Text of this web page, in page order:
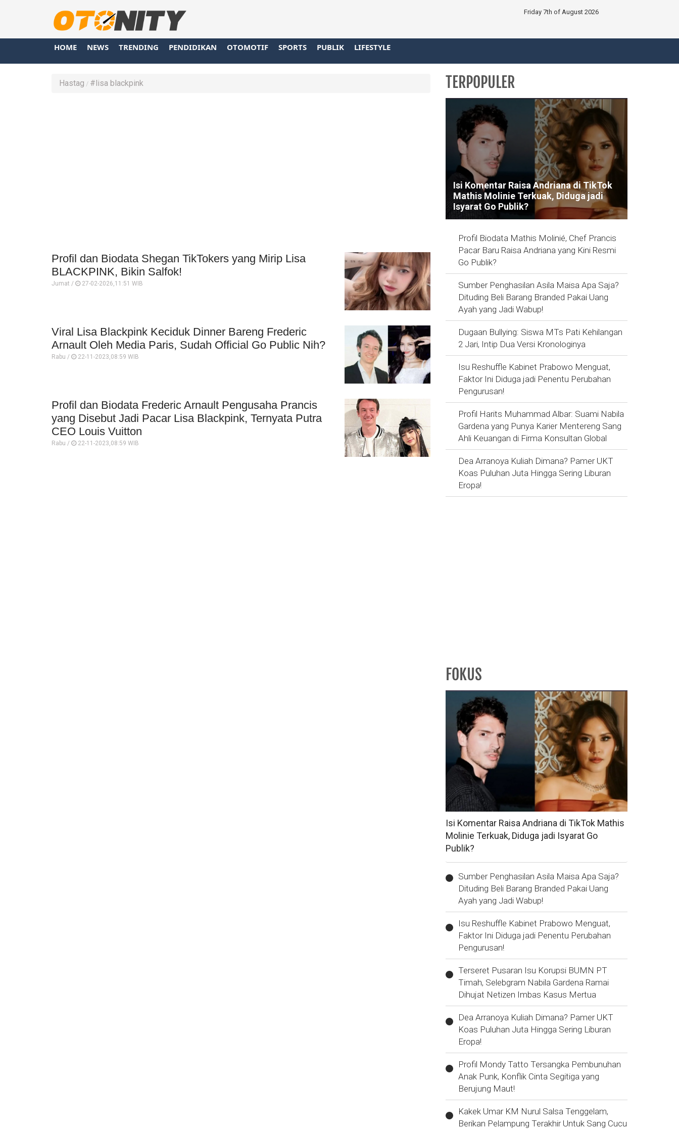
Friday 7th of August 2026
HOME NEWS TRENDING PENDIDIKAN OTOMOTIF SPORTS PUBLIK LIFESTYLE
Hastag #lisa blackpink
Profil dan Biodata Shegan TikTokers yang Mirip Lisa
BLACKPINK, Bikin Salfok!
Jumat / 27-02-2026,11:51 WIB
Viral Lisa Blackpink Keciduk Dinner Bareng Frederic
Arnault Oleh Media Paris, Sudah Official Go Public Nih?
Rabu / 22-11-2023,08:59 WIB
Profil dan Biodata Frederic Arnault Pengusaha Prancis
yang Disebut Jadi Pacar Lisa Blackpink, Ternyata Putra
CEO Louis Vuitton
Rabu / 22-11-2023,08:59 WIB
TERPOPULER
Isi Komentar Raisa Andriana di TikTok
Mathis Molinie Terkuak, Diduga jadi
Isyarat Go Publik?
Profil Biodata Mathis Molinié, Chef Prancis
Pacar Baru Raisa Andriana yang Kini Resmi
Go Publik?
Sumber Penghasilan Asila Maisa Apa Saja?
Dituding Beli Barang Branded Pakai Uang
Ayah yang Jadi Wabup!
Dugaan Bullying: Siswa MTs Pati Kehilangan
2 Jari, Intip Dua Versi Kronologinya
Isu Reshuffle Kabinet Prabowo Menguat,
Faktor Ini Diduga jadi Penentu Perubahan
Pengurusan!
Profil Harits Muhammad Albar: Suami Nabila
Gardena yang Punya Karier Mentereng Sang
Ahli Keuangan di Firma Konsultan Global
Dea Arranoya Kuliah Dimana? Pamer UKT
Koas Puluhan Juta Hingga Sering Liburan
Eropa!
FOKUS
Isi Komentar Raisa Andriana di TikTok Mathis
Molinie Terkuak, Diduga jadi Isyarat Go
Publik?
Sumber Penghasilan Asila Maisa Apa Saja?
Dituding Beli Barang Branded Pakai Uang
Ayah yang Jadi Wabup!
Isu Reshuffle Kabinet Prabowo Menguat,
Faktor Ini Diduga jadi Penentu Perubahan
Pengurusan!
Terseret Pusaran Isu Korupsi BUMN PT
Timah, Selebgram Nabila Gardena Ramai
Dihujat Netizen Imbas Kasus Mertua
Dea Arranoya Kuliah Dimana? Pamer UKT
Koas Puluhan Juta Hingga Sering Liburan
Eropa!
Profil Mondy Tatto Tersangka Pembunuhan
Anak Punk, Konflik Cinta Segitiga yang
Berujung Maut!
Kakek Umar KM Nurul Salsa Tenggelam,
Berikan Pelampung Terakhir Untuk Sang Cucu